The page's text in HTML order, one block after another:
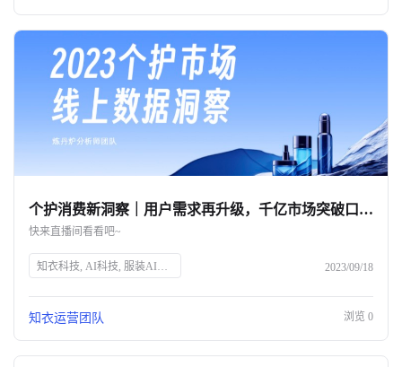
个护消费新洞察｜用户需求再升级，千亿市场突破口究竟在何方？
快来直播间看看吧~
知衣科技, AI科技, 服装AI大数据, 个护消费趋势, 消费者需求, 个人护理, 精细化消费, 品牌突破, 直播预告, 数据洞察 2023/09/18
知衣运营团队 浏览 0